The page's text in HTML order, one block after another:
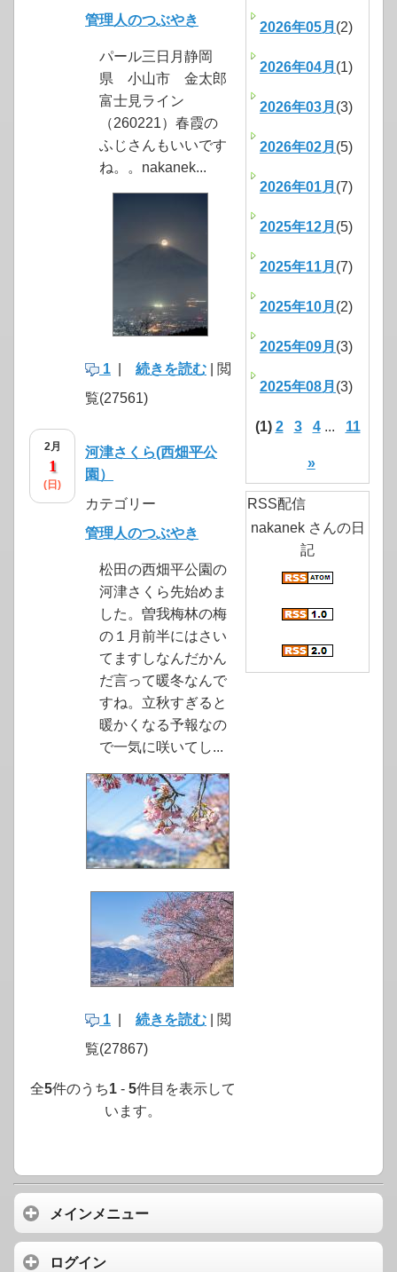
管理人のつぶやき
パール三日月静岡
県 小山市 金太郎
富士見ライン
（260221）春霞の
ふじさんもいいです
ね。。nakanek...
1 続きを読む | 閲
覧(27561)
2月
1
(日)
河津さくら(西畑平公
園）
カテゴリー
管理人のつぶやき
松田の西畑平公園の
河津さくら先始めま
した。曽我梅林の梅
の１月前半にはさい
てますしなんだかん
だ言って暖冬なんで
すね。立秋すぎると
暖かくなる予報なの
で一気に咲いてし...
1 続きを読む | 閲
覧(27867)
全5件のうち1 - 5件目を表示して
います。
2026年05月 (2)
2026年04月 (1)
2026年03月 (3)
2026年02月 (5)
2026年01月 (7)
2025年12月 (5)
2025年11月 (7)
2025年10月 (2)
2025年09月 (3)
2025年08月 (3)
(1) 2 3 4... 11
»
RSS配信
nakanek さんの日
記
メインメニュー
ログイン